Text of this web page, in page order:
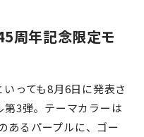
周年記念限定モ
っても8月6日に発表さ
3弾。テーマカラーは
あるパープルに、ゴー